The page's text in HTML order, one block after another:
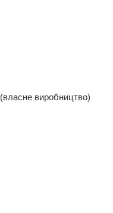
(власне виробництво)